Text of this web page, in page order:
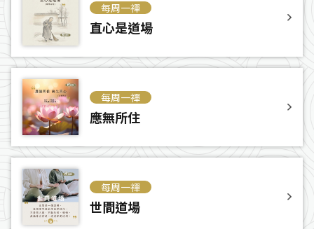
每周一禪
直心是道場
每周一禪
應無所住
每周一禪
世間道場